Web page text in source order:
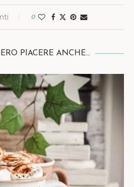
0
PIACERE ANCHE...